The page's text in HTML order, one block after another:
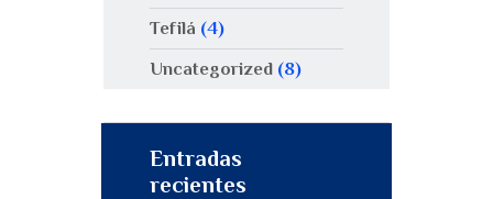
Tefilá (4)
Uncategorized (8)
Entradas
recientes